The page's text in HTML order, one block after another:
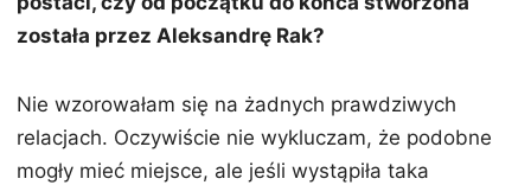
została przez Aleksandrę Rak?
Nie wzorowałam się na żadnych prawdziwych
relacjach. Oczywiście nie wykluczam, że podobne
mogły mieć miejsce, ale jeśli wystąpiła taka